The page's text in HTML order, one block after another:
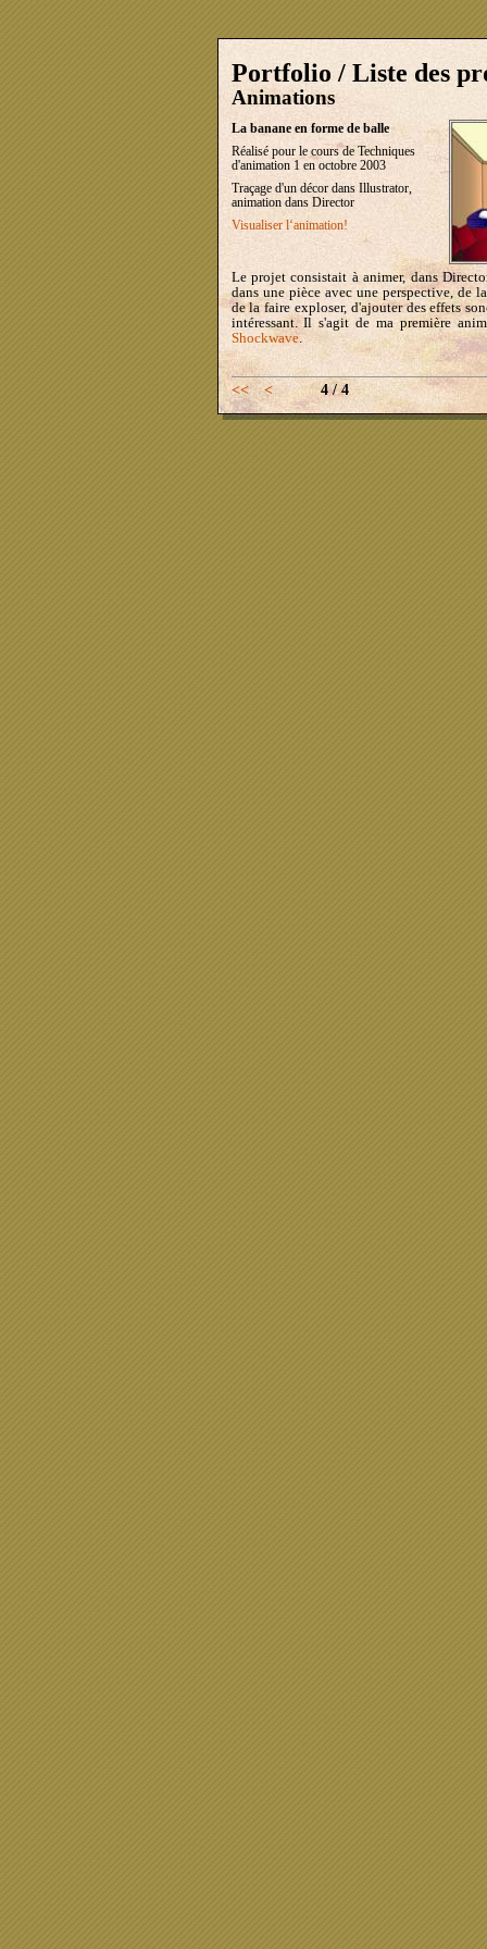
Portfolio / Liste des
Animations
La banane en forme de balle
Réalisé pour le cours de Techniques
d'animation 1 en octobre 2003
Traçage d'un décor dans Illustrator,
animation dans Director
Visualiser l‘animation!
Le projet consistait à animer, dans
dans une pièce avec une perspective, de
de la faire exploser, d'ajouter des effets
intéressant. Il s'agit de ma première
Shockwave.
<< < 4 / 4